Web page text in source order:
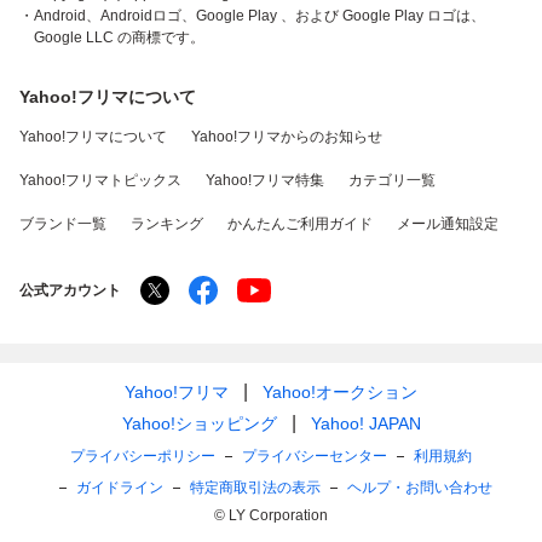
・Android、Androidロゴ、Google Play 、および Google Play ロゴは、
Google LLC の商標です。
Yahoo!フリマについて
Yahoo!フリマについて Yahoo!フリマからのお知らせ
Yahoo!フリマトピックス Yahoo!フリマ特集 カテゴリ一覧
ブランド一覧 ランキング かんたんご利用ガイド メール通知設定
公式アカウント
Yahoo!フリマ
Yahoo!オークション
Yahoo!ショッピング
Yahoo! JAPAN
プライバシーポリシー プライバシーセンター
利用規約
ガイドライン
特定商取引法の表示
ヘルプ・お問い合わせ
© LY Corporation